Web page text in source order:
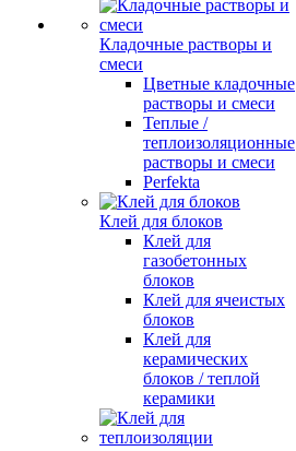
Кладочные растворы и
смеси
Цветные кладочные
растворы и смеси
Теплые /
теплоизоляционные
растворы и смеси
Perfekta
Клей для блоков
Клей для
газобетонных
блоков
Клей для ячеистых
блоков
Клей для
керамических
блоков / теплой
керамики